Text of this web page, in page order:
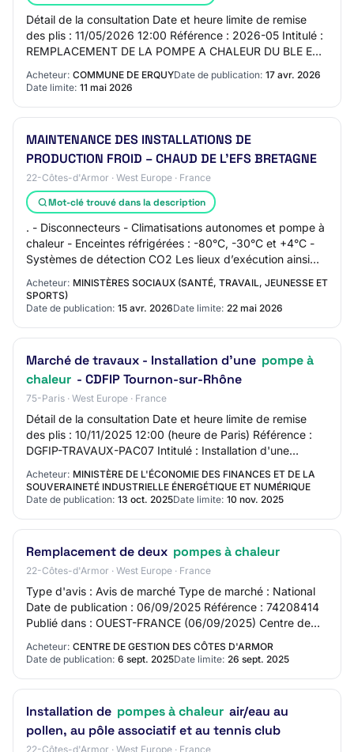
Détail de la consultation Date et heure limite de remise
des plis : 11/05/2026 12:00 Référence : 2026-05 Intitulé :
REMPLACEMENT DE LA POMPE A CHALEUR DU BLE EN
Acheteur: COMMUNE DE ERQUYDate de publication: 17 avr. 2026
Date limite: 11 mai 2026
MAINTENANCE DES INSTALLATIONS DE
PRODUCTION FROID – CHAUD DE L’EFS BRETAGNE
22-Côtes-d'Armor · West Europe · France
Mot-clé trouvé dans la description
. - Disconnecteurs - Climatisations autonomes et pompe à
chaleur - Enceintes réfrigérées : -80°C, -30°C et +4°C -
Systèmes de détection CO2 Les lieux d’exécution ainsi
que la liste des installations…
Acheteur: MINISTÈRES SOCIAUX (SANTÉ, TRAVAIL, JEUNESSE ET
SPORTS)
Date de publication: 15 avr. 2026Date limite: 22 mai 2026
Marché de travaux - Installation d'une pompe à
chaleur - CDFIP Tournon-sur-Rhône
75-Paris · West Europe · France
Détail de la consultation Date et heure limite de remise
des plis : 10/11/2025 12:00 (heure de Paris) Référence :
DGFIP-TRAVAUX-PAC07 Intitulé : Installation d'une
pompe à chaleur - CDFIP Tournon-sur…
Acheteur: MINISTÈRE DE L'ÉCONOMIE DES FINANCES ET DE LA
SOUVERAINETÉ INDUSTRIELLE ÉNERGÉTIQUE ET NUMÉRIQUE
Date de publication: 13 oct. 2025Date limite: 10 nov. 2025
Remplacement de deux pompes à chaleur
22-Côtes-d'Armor · West Europe · France
Type d'avis : Avis de marché Type de marché : National
Date de publication : 06/09/2025 Référence : 74208414
Publié dans : OUEST-FRANCE (06/09/2025) Centre de
Gestion des Côtes-d’Armor Remplacement d…
Acheteur: CENTRE DE GESTION DES CÔTES D'ARMOR
Date de publication: 6 sept. 2025Date limite: 26 sept. 2025
Installation de pompes à chaleur air/eau au
pollen, au pôle associatif et au tennis club
22-Côtes-d'Armor · West Europe · France